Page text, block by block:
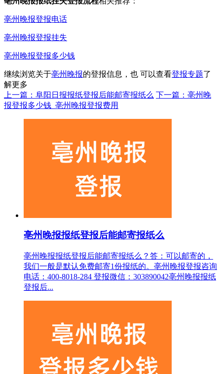
亳州晚报登报电话
亳州晚报登报挂失
亳州晚报登报多少钱
继续浏览关于亳州晚报的登报信息，也 可以查看登报专题了
解更多
上一篇：阜阳日报报纸登报后能邮寄报纸么 下一篇：亳州晚
报登报多少钱_亳州晚报登报费用
亳州晚报报纸登报后能邮寄报纸么
亳州晚报报纸登报后能邮寄报纸么？答：可以邮寄的，
我们一般是默认免费邮寄1份报纸的。亳州晚报登报咨询
电话：400-8018-284 登报微信：303890042亳州晚报报纸
登报后...